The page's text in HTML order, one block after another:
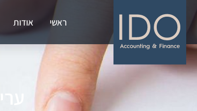
ראשי אודות